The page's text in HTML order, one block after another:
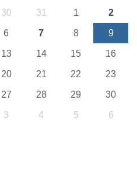
30 31 1 2
6 7 8 9
13 14 15 16
20 21 22 23
27 28 29 30
3 4 5 6